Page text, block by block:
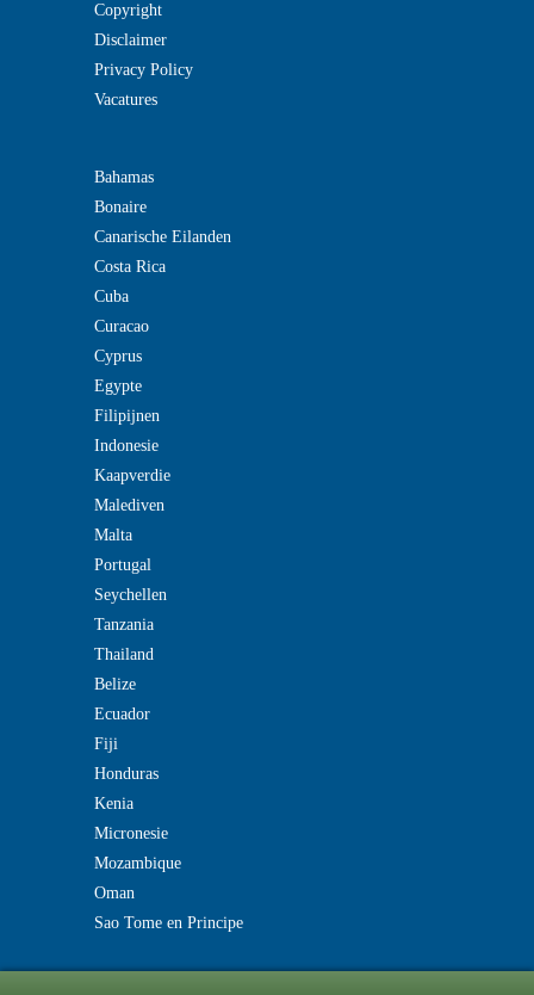
Copyright
Disclaimer
Privacy Policy
Vacatures
Bahamas
Bonaire
Canarische Eilanden
Costa Rica
Cuba
Curacao
Cyprus
Egypte
Filipijnen
Indonesie
Kaapverdie
Malediven
Malta
Portugal
Seychellen
Tanzania
Thailand
Belize
Ecuador
Fiji
Honduras
Kenia
Micronesie
Mozambique
Oman
Sao Tome en Principe